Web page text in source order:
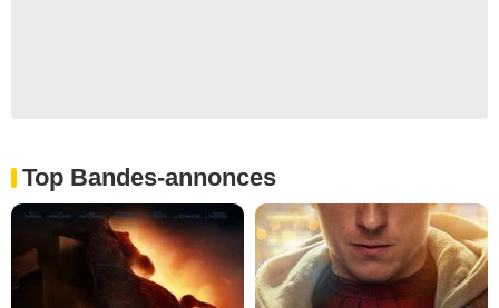
Top Bandes-annonces